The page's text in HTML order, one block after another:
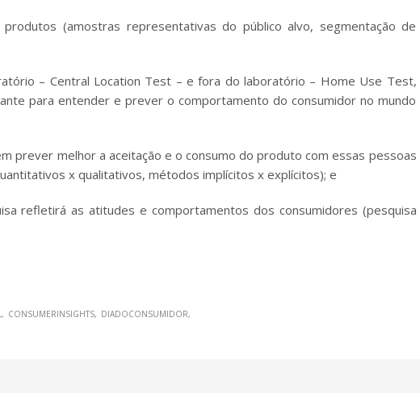
(amostras representativas do público alvo, segmentação de
– Central Location Test – e fora do laboratório – Home Use Test,
para entender e prever o comportamento do consumidor no mundo
prever melhor a aceitação e o consumo do produto com essas pessoas
x qualitativos, métodos implícitos x explícitos); e
refletirá as atitudes e comportamentos dos consumidores (pesquisa
CONSUMERINSIGHTS DIADOCONSUMIDOR